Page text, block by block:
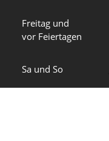
Freitag und
vor Feiertagen
Sa und So